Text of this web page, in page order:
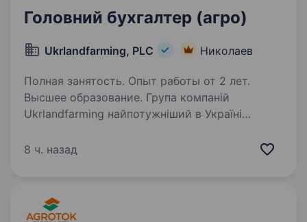
Головний бухгалтер (агро)
Ukrlandfarming, PLC Николаев
Полная занятость. Опыт работы от 2 лет.
Высшее образование. Група компаній
Ukrlandfarming найпотужніший в Україні
лідером в більшості напрямків агробізнесу.
8 ч. назад